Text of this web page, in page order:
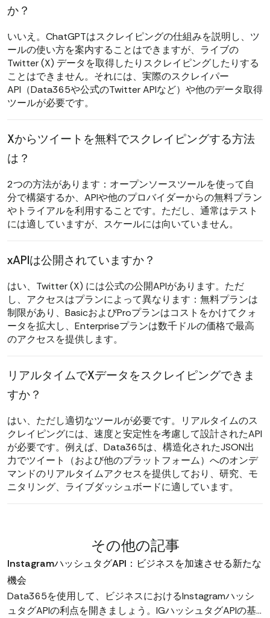
か？
いいえ。ChatGPTはスクレイピングの仕組みを説明し、ツ
ールの使い方を案内することはできますが、ライブの
Twitter (X) データを取得したりスクレイピングしたりする
ことはできません。それには、実際のスクレイパー
API（Data365や公式のTwitter APIなど）や他のデータ取得
ツールが必要です。
Xからツイートを無料でスクレイピングする方法
は？
2つの方法があります：オープンソースツールを使って自
分で構築するか、APIや他のプロバイダーからの無料プラン
やトライアルを利用することです。ただし、通常はテスト
には適していますが、スケールには向いていません。
xAPIは公開されていますか？
はい、Twitter (X) には公式の公開APIがあります。ただ
し、アクセスはプランによって異なります：無料プランは
制限があり、BasicおよびProプランはコストをかけてクォ
ータを拡大し、Enterpriseプランは数千ドルの価格で最高
のアクセスを提供します。
リアルタイムでXデータをスクレイピングできま
すか？
はい、ただし適切なツールが必要です。リアルタイムのス
クレイピングには、速度と安定性を考慮して設計されたAPI
が必要です。例えば、Data365は、構造化されたJSON出
力でツイート（および他のプラットフォーム）へのオンデ
マンドのリアルタイムアクセスを提供しており、研究、モ
ニタリング、ライブダッシュボードに適しています。
その他の記事
InstagramハッシュタグAPI：ビジネスを加速させる新たな
機会
Data365を使用して、ビジネスにおけるInstagramハッシ
ュタグAPIの利点を開きましょう。IGハッシュタグAPIの基